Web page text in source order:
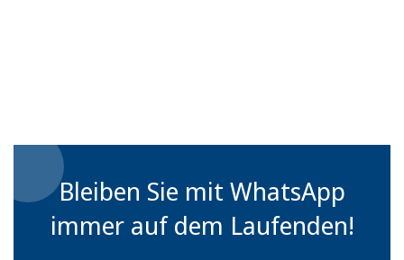
Bleiben Sie mit WhatsApp
immer auf dem Laufenden!